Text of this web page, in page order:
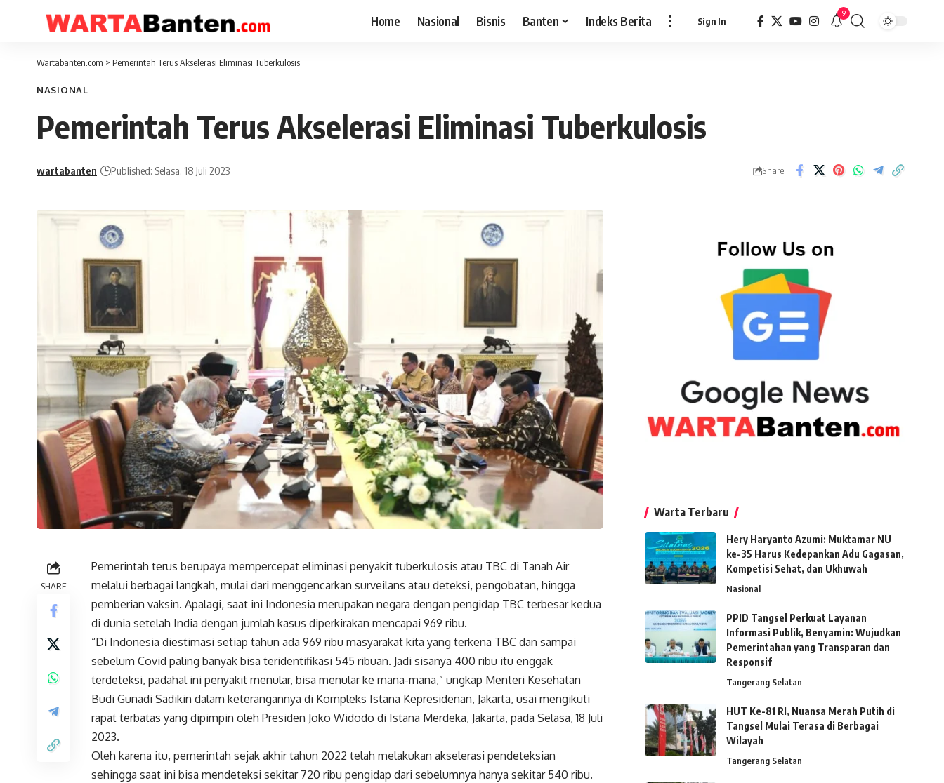
Home Nasional Bisnis Banten Indeks Berita Sign In
9
Wartabanten.com > Pemerintah Terus Akselerasi Eliminasi Tuberkulosis
NASIONAL
Pemerintah Terus Akselerasi Eliminasi Tuberkulosis
wartabanten Published: Selasa, 18 Juli 2023 Share
SHARE
Pemerintah terus berupaya mempercepat eliminasi penyakit tuberkulosis atau TBC di Tanah Air
melalui berbagai langkah, mulai dari menggencarkan surveilans atau deteksi, pengobatan, hingga
pemberian vaksin. Apalagi, saat ini Indonesia merupakan negara dengan pengidap TBC terbesar kedua
di dunia setelah India dengan jumlah kasus diperkirakan mencapai 969 ribu.
“Di Indonesia diestimasi setiap tahun ada 969 ribu masyarakat kita yang terkena TBC dan sampai
sebelum Covid paling banyak bisa teridentifikasi 545 ribuan. Jadi sisanya 400 ribu itu enggak
terdeteksi, padahal ini penyakit menular, bisa menular ke mana-mana,” ungkap Menteri Kesehatan
Budi Gunadi Sadikin dalam keterangannya di Kompleks Istana Kepresidenan, Jakarta, usai mengikuti
rapat terbatas yang dipimpin oleh Presiden Joko Widodo di Istana Merdeka, Jakarta, pada Selasa, 18 Juli
2023.
Oleh karena itu, pemerintah sejak akhir tahun 2022 telah melakukan akselerasi pendeteksian
sehingga saat ini bisa mendeteksi sekitar 720 ribu pengidap dari sebelumnya hanya sekitar 540 ribu.
Warta Terbaru
Hery Haryanto Azumi: Muktamar NU
ke-35 Harus Kedepankan Adu Gagasan,
Kompetisi Sehat, dan Ukhuwah
Nasional
PPID Tangsel Perkuat Layanan
Informasi Publik, Benyamin: Wujudkan
Pemerintahan yang Transparan dan
Responsif
Tangerang Selatan
HUT Ke-81 RI, Nuansa Merah Putih di
Tangsel Mulai Terasa di Berbagai
Wilayah
Tangerang Selatan